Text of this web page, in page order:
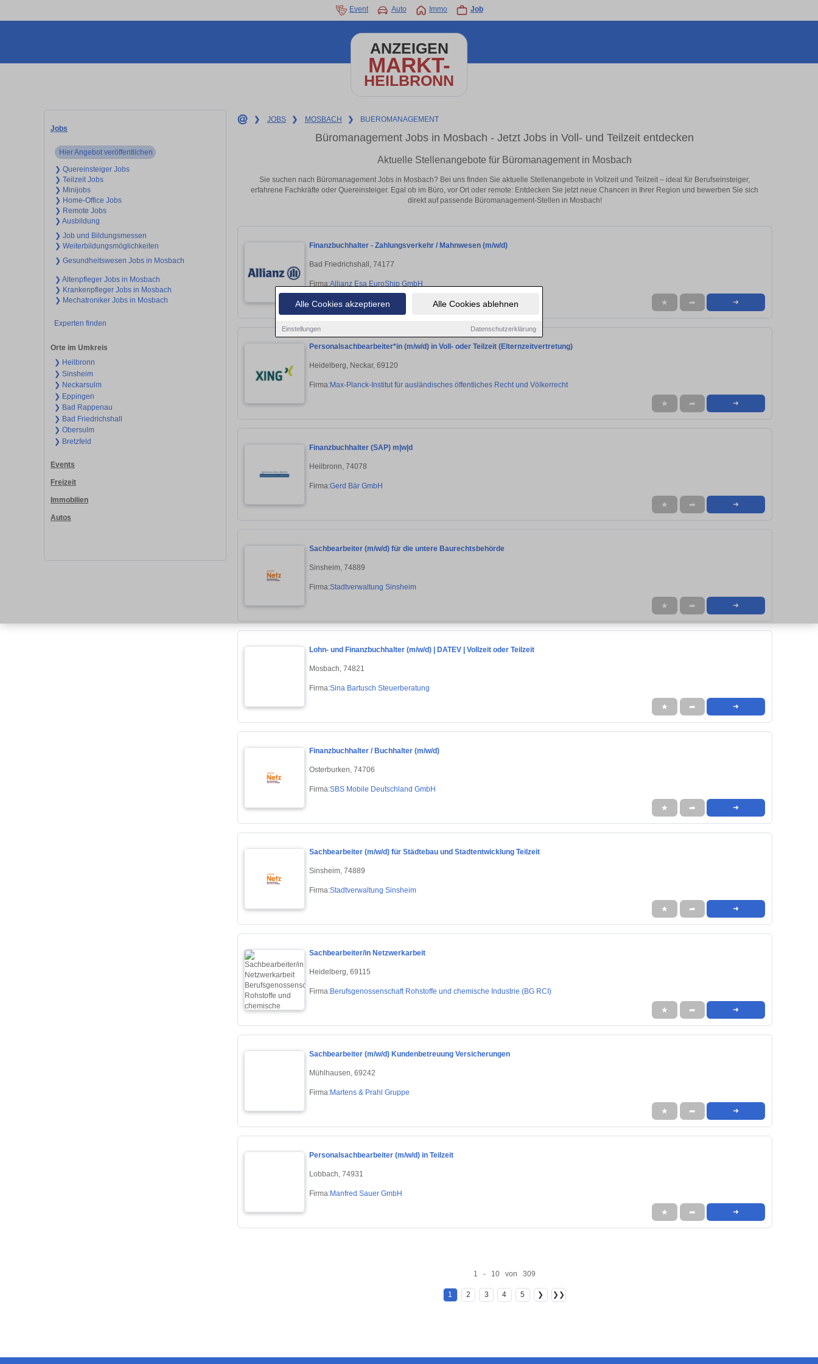
Alle Cookies akzeptieren Alle Cookies ablehnen
Einstellungen Datenschutzerklärung
Event Auto Immo Job
ANZEIGEN
MARKT-
HEILBRONN
Jobs
Hier Angebot veröffentlichen
❯ Quereinsteiger Jobs
❯ Teilzeit Jobs
❯ Minijobs
❯ Home-Office Jobs
❯ Remote Jobs
❯ Ausbildung
❯ Job und Bildungsmessen
❯ Weiterbildungsmöglichkeiten
❯ Gesundheitswesen Jobs in Mosbach
❯ Altenpfleger Jobs in Mosbach
❯ Krankenpfleger Jobs in Mosbach
❯ Mechatroniker Jobs in Mosbach
Experten finden
Orte im Umkreis
❯ Heilbronn
❯ Sinsheim
❯ Neckarsulm
❯ Eppingen
❯ Bad Rappenau
❯ Bad Friedrichshall
❯ Obersulm
❯ Bretzfeld
Events
Freizeit
Immobilien
Autos
❯ JOBS ❯ MOSBACH ❯ BUEROMANAGEMENT
Büromanagement Jobs in Mosbach - Jetzt Jobs in Voll- und Teilzeit entdecken
Aktuelle Stellenangebote für Büromanagement in Mosbach
Sie suchen nach Büromanagement Jobs in Mosbach? Bei uns finden Sie aktuelle Stellenangebote in Vollzeit und Teilzeit – ideal für Berufseinsteiger,
erfahrene Fachkräfte oder Quereinsteiger. Egal ob im Büro, vor Ort oder remote: Entdecken Sie jetzt neue Chancen in Ihrer Region und bewerben Sie sich
direkt auf passende Büromanagement-Stellen in Mosbach!
Finanzbuchhalter - Zahlungsverkehr / Mahnwesen (m/w/d)
Bad Friedrichshall, 74177
Firma:Allianz Esa EuroShip GmbH
★ ➦ ➜
Personalsachbearbeiter*in (m/w/d) in Voll- oder Teilzeit (Elternzeitvertretung)
Heidelberg, Neckar, 69120
Firma:Max-Planck-Institut für ausländisches öffentliches Recht und Völkerrecht
★ ➦ ➜
Finanzbuchhalter (SAP) m|w|d
Heilbronn, 74078
Firma:Gerd Bär GmbH
★ ➦ ➜
Sachbearbeiter (m/w/d) für die untere Baurechtsbehörde
Sinsheim, 74889
Firma:Stadtverwaltung Sinsheim
★ ➦ ➜
Lohn- und Finanzbuchhalter (m/w/d) | DATEV | Vollzeit oder Teilzeit
Mosbach, 74821
Firma:Sina Bartusch Steuerberatung
★ ➦ ➜
Finanzbuchhalter / Buchhalter (m/w/d)
Osterburken, 74706
Firma:SBS Mobile Deutschland GmbH
★ ➦ ➜
Sachbearbeiter (m/w/d) für Städtebau und Stadtentwicklung Teilzeit
Sinsheim, 74889
Firma:Stadtverwaltung Sinsheim
★ ➦ ➜
Sachbearbeiter/in Netzwerkarbeit
Heidelberg, 69115
Firma:Berufsgenossenschaft Rohstoffe und chemische Industrie (BG RCI)
★ ➦ ➜
Sachbearbeiter (m/w/d) Kundenbetreuung Versicherungen
Mühlhausen, 69242
Firma:Martens & Prahl Gruppe
★ ➦ ➜
Personalsachbearbeiter (m/w/d) in Teilzeit
Lobbach, 74931
Firma:Manfred Sauer GmbH
★ ➦ ➜
1 - 10 von 309
1 2 3 4 5 ❯ ❯❯